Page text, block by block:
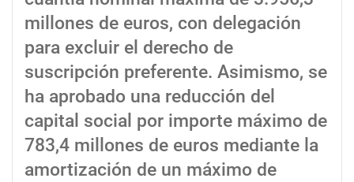
millones de euros, con delegación
para excluir el derecho de
suscripción preferente. Asimismo, se
ha aprobado una reducción del
capital social por importe máximo de
783,4 millones de euros mediante la
amortización de un máximo de